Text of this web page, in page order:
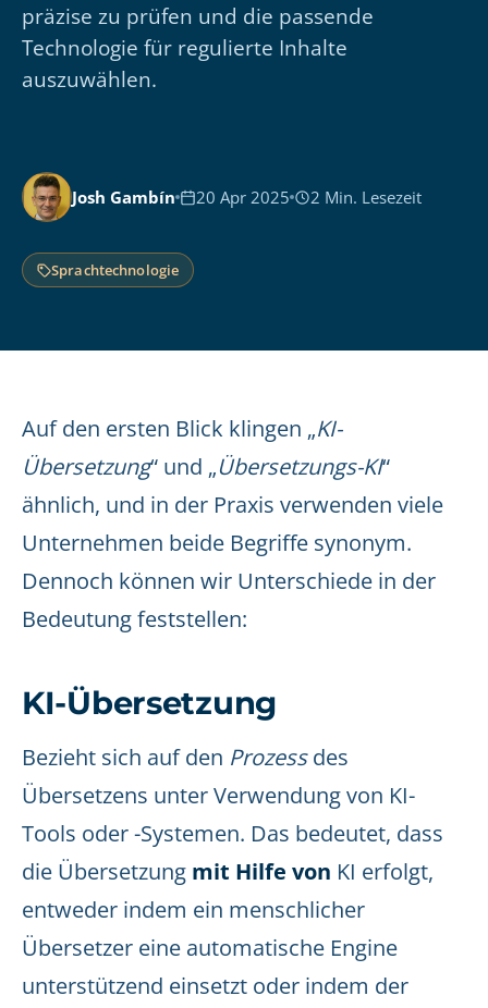
präzise zu prüfen und die passende
Technologie für regulierte Inhalte
auszuwählen.
Josh Gambín 20 Apr 2025 2 Min. Lesezeit
Sprachtechnologie
Auf den ersten Blick klingen „KI-
Übersetzung“ und „Übersetzungs-KI“
ähnlich, und in der Praxis verwenden viele
Unternehmen beide Begriffe synonym.
Dennoch können wir Unterschiede in der
Bedeutung feststellen:
KI-Übersetzung
Bezieht sich auf den Prozessdes
Übersetzens unter Verwendung von KI-
Tools oder -Systemen. Das bedeutet, dass
die Übersetzung mit Hilfe von KI erfolgt,
entweder indem ein menschlicher
Übersetzer eine automatische Engine
unterstützend einsetzt oder indem der